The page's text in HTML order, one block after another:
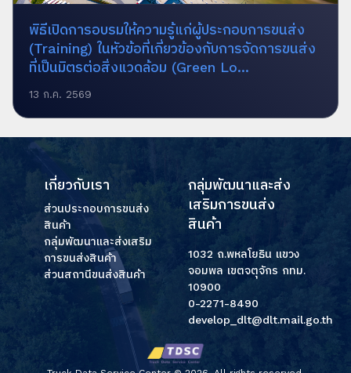
พิธีเปิดการอบรมให้ความรู้แก่ผู้ประกอบการขนส่ง
(Training) ในหัวข้อที่เกี่ยวข้องกับการจัดการขนส่ง
ที่เป็นมิตรต่อสิ่งแวดล้อม (Green Lo...
13 ก.ค. 2569
เกี่ยวกับเรา
ส่วนประกอบการขนส่ง
สินค้า
กลุ่มพัฒนาและส่งเสริม
การขนส่งสินค้า
ส่วนสถานีขนส่งสินค้า
กลุ่มพัฒนาและส่ง
เสริมการขนส่ง
สินค้า
1032 ถ.พหลโยธิน แขวง
จอมพล เขตจตุจักร กทม.
10900
0-2271-8490
develop_dlt@dlt.mail.go.th